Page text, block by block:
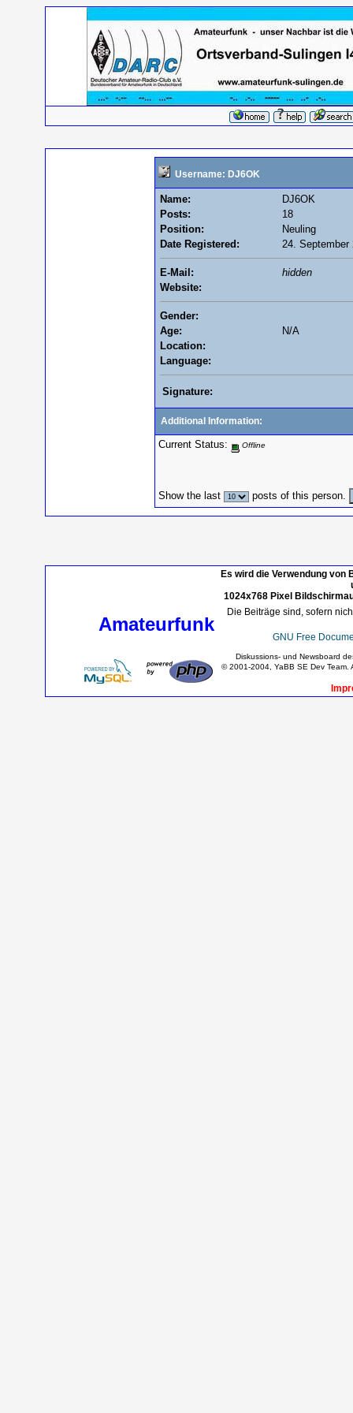
Username: DJ6OK
Name:
DJ6OK
Posts:
18
Position:
Neuling
Date Registered:
24. September
E-Mail:
hidden
Website:
Gender:
Age:
N/A
Location:
Language:
Signature:
Additional Information:
Current Status: Offline
Show the last posts of this person.
Es wird die Verwendung
1024x768 Pixel
Amateurfunk
Die Beiträge sind, sofern
GNU Free
Diskussions- und Newsboard
© 2001-2004, YaBB SE Dev Team.